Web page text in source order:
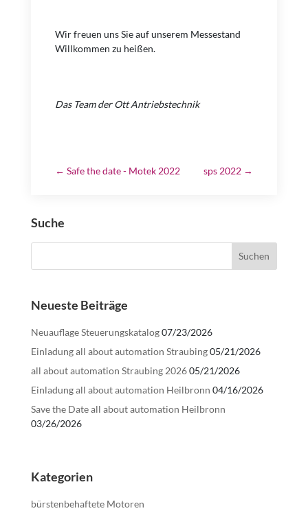
Wir freuen uns Sie auf unserem Messestand
Willkommen zu heißen.
Das Team der Ott Antriebstechnik
← Safe the date - Motek 2022 sps 2022 →
Suche
Neueste Beiträge
Neuauflage Steuerungskatalog07/23/2026
Einladung all about automation Straubing05/21/2026
all about automation Straubing 202605/21/2026
Einladung all about automation Heilbronn 04/16/2026
Save the Date all about automation Heilbronn
03/26/2026
Kategorien
bürstenbehaftete Motoren